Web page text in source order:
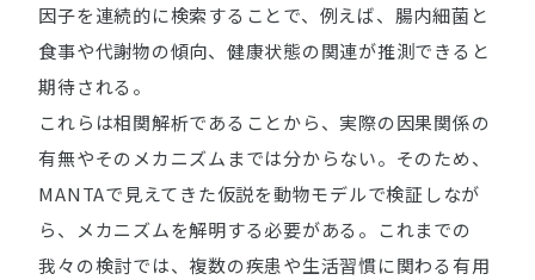
因子を連続的に検索することで、例えば、腸内細菌と
食事や代謝物の傾向、健康状態の関連が推測できると
期待される。
これらは相関解析であることから、実際の因果関係の
有無やそのメカニズムまでは分からない。そのため、
MANTAで見えてきた仮説を動物モデルで検証しなが
ら、メカニズムを解明する必要がある。これまでの
我々の検討では、複数の疾患や生活習慣に関わる有用